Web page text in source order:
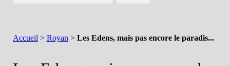
Accueil > Royan > Les Edens, mais pas encore le paradis...